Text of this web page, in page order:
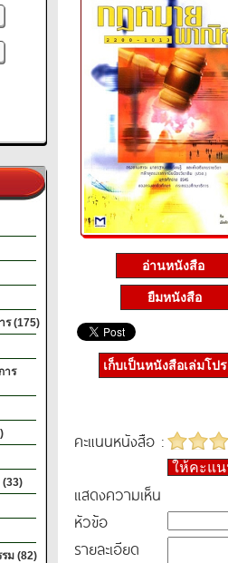
ร (175)
าร
ม (82)
อ่านหนังสือ
ยืมหนังสือ
เก็บเป็นหนังสือเล่มโป
คะแนนหนังสือ :
ให้คะแ
แสดงความเห็น
หัวข้อ
รายละเอียด